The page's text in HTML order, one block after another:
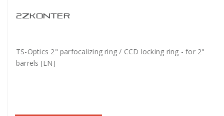
2ZKONTER
TS-Optics 2" parfocalizing ring / CCD locking ring - for 2"
barrels [EN]